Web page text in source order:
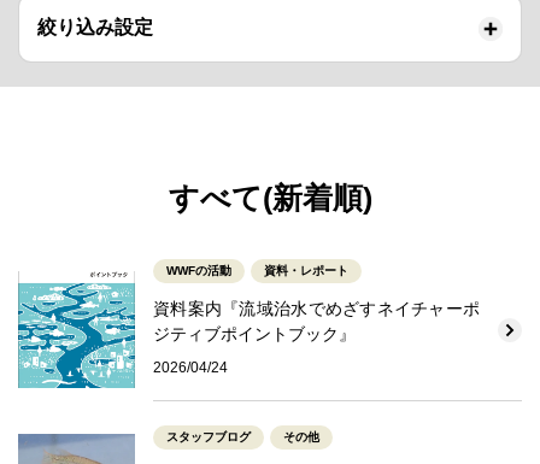
絞り込み設定
すべて(新着順)
WWFの活動 資料・レポート
資料案内『流域治水でめざすネイチャーポ
ジティブポイントブック』
2026/04/24
スタッフブログ その他